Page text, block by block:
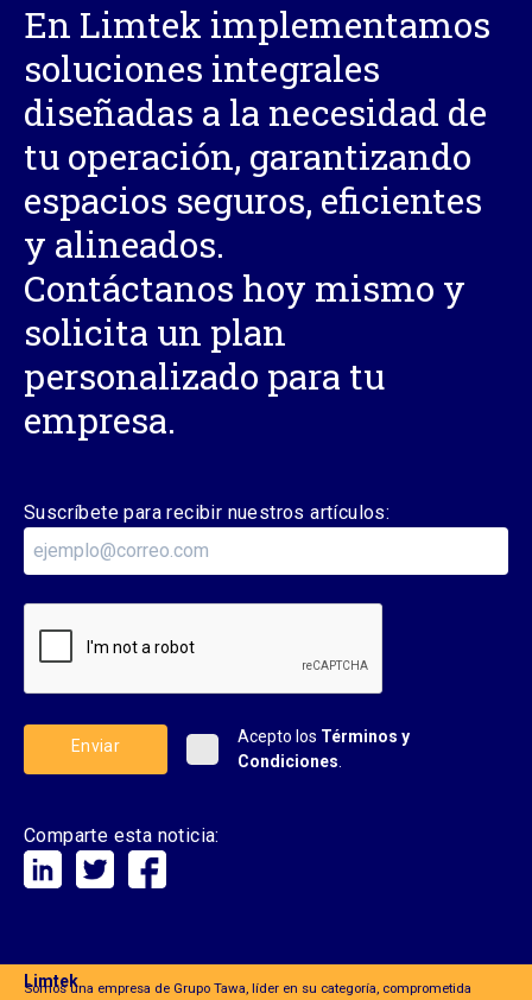
En Limtek implementamos
soluciones integrales
diseñadas a la necesidad de
tu operación, garantizando
espacios seguros, eficientes
y alineados.
Contáctanos hoy mismo y
solicita un plan
personalizado para tu
empresa.
Suscríbete para recibir nuestros artículos:
Enviar Acepto los Términos y
Condiciones.
Comparte esta noticia:
Limtek
Somos una empresa de Grupo Tawa, líder en su categoría, comprometida